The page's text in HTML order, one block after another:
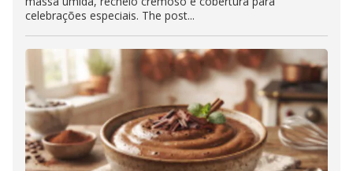
celebrações especiais. The post...